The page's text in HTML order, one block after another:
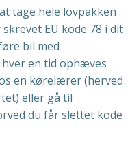
tage hele lovpakken
EU kode 78 i dit
bil med
en tid ophæves
en kørelærer (herved
eller gå til
du får slettet kode